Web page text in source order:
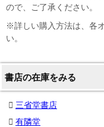
ので、ご了承ください。
※詳しい購入方法は、各
い。
書店の在庫をみる
三省堂書店
有隣堂